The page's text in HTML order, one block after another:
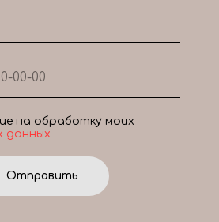
на обработку моих
данных
Отправить